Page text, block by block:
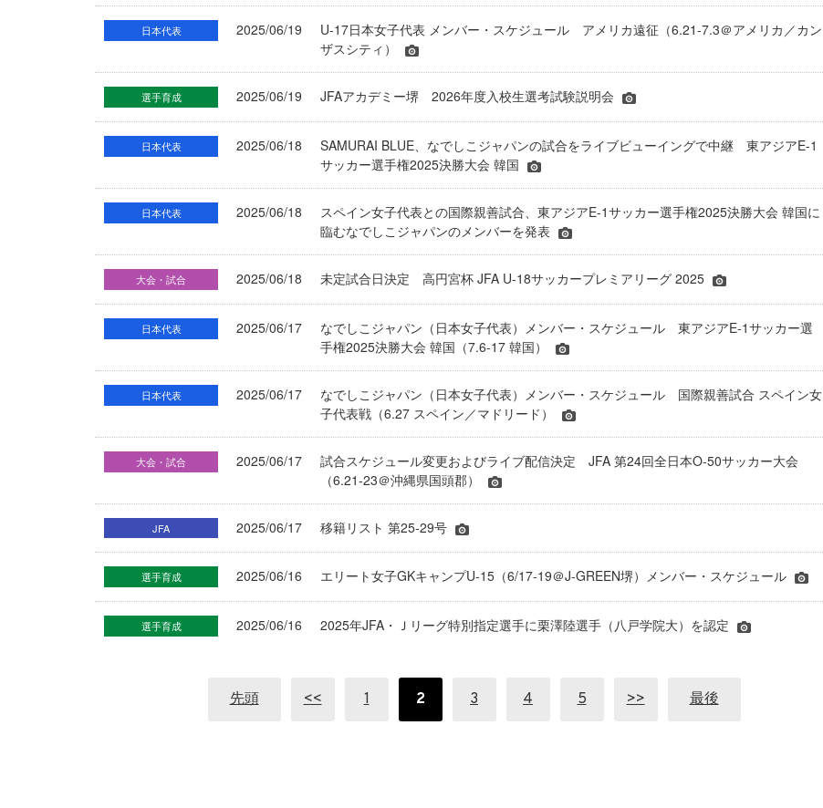
日本代表 2025/06/19
U-17日本女子代表 メンバー・スケジュール アメリカ遠征（6.21-7.3＠アメリカ／カン
ザスシティ）
選手育成 2025/06/19 JFAアカデミー堺 2026年度入校生選考試験説明会
日本代表 2025/06/18
SAMURAI BLUE、なでしこジャパンの試合をライブビューイングで中継 東アジアE-1
サッカー選手権2025決勝大会 韓国
日本代表 2025/06/18
スペイン女子代表との国際親善試合、東アジアE-1サッカー選手権2025決勝大会 韓国に
臨むなでしこジャパンのメンバーを発表
大会・試合 2025/06/18 未定試合日決定 高円宮杯 JFA U-18サッカープレミアリーグ 2025
日本代表 2025/06/17
なでしこジャパン（日本女子代表）メンバー・スケジュール 東アジアE-1サッカー選
手権2025決勝大会 韓国（7.6-17 韓国）
日本代表 2025/06/17
なでしこジャパン（日本女子代表）メンバー・スケジュール 国際親善試合 スペイン女
子代表戦（6.27 スペイン／マドリード）
大会・試合 2025/06/17
試合スケジュール変更およびライブ配信決定 JFA 第24回全日本O-50サッカー大会
（6.21-23＠沖縄県国頭郡）
JFA 2025/06/17 移籍リスト 第25-29号
選手育成 2025/06/16 エリート女子GKキャンプU-15（6/17-19＠J-GREEN堺）メンバー・スケジュール
選手育成 2025/06/16 2025年JFA・Ｊリーグ特別指定選手に栗澤陸選手（八戸学院大）を認定
先頭 << 1 2 3 4 5 >> 最後